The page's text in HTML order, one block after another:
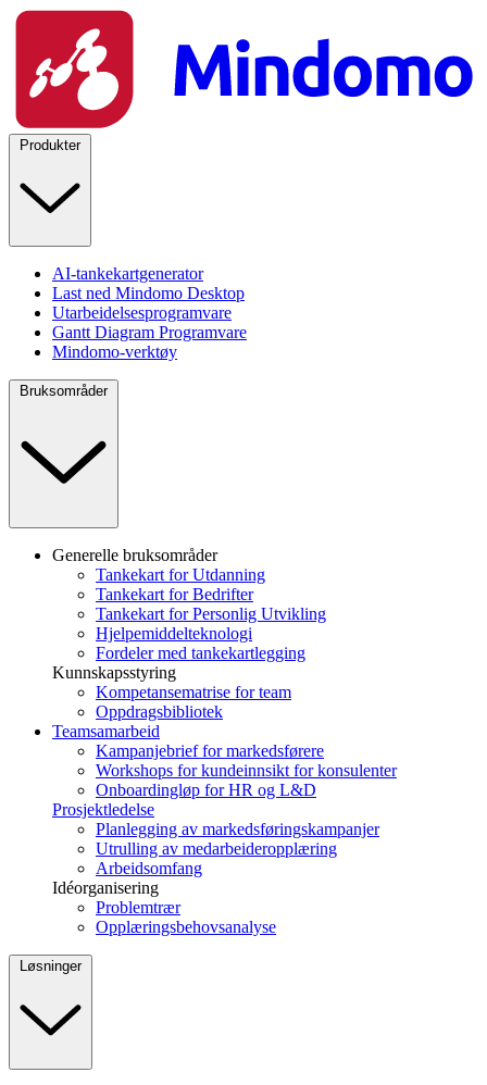
Produkter
AI-tankekartgenerator
Last ned Mindomo Desktop
Utarbeidelsesprogramvare
Gantt Diagram Programvare
Mindomo-verktøy
Bruksområder
Generelle bruksområder
Tankekart for Utdanning
Tankekart for Bedrifter
Tankekart for Personlig Utvikling
Hjelpemiddelteknologi
Fordeler med tankekartlegging
Kunnskapsstyring
Kompetansematrise for team
Oppdragsbibliotek
Teamsamarbeid
Kampanjebrief for markedsførere
Workshops for kundeinnsikt for konsulenter
Onboardingløp for HR og L&D
Prosjektledelse
Planlegging av markedsføringskampanjer
Utrulling av medarbeideropplæring
Arbeidsomfang
Idéorganisering
Problemtrær
Opplæringsbehovsanalyse
Løsninger